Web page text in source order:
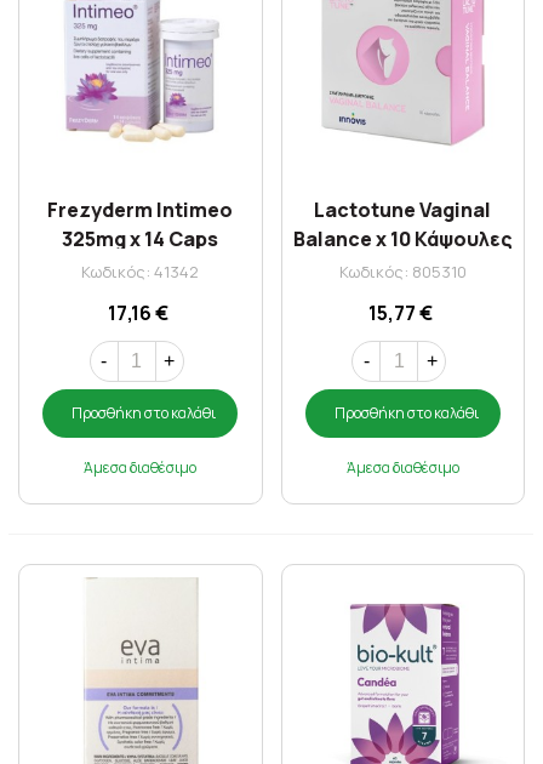
Frezyderm Intimeo
325mg x 14 Caps
Κωδικός: 41342
17,16 €
- +
Προσθήκη στο καλάθι
Άμεσα διαθέσιμο
Lactotune Vaginal
Balance x 10 Κάψουλες
Κωδικός: 805310
15,77 €
- +
Προσθήκη στο καλάθι
Άμεσα διαθέσιμο